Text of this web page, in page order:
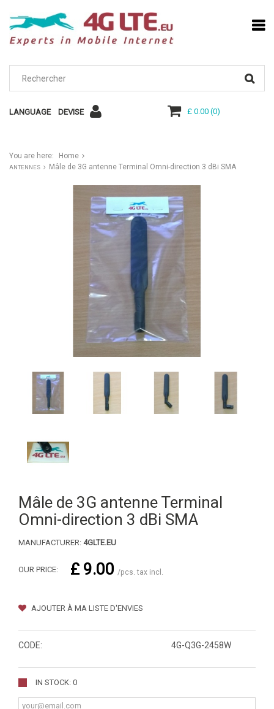
LANGUAGE DEVISE £ 0.00(0)
You are here: Home
ANTENNES Mâle de 3G antenne Terminal Omni-direction 3 dBi SMA
Mâle de 3G antenne Terminal
Omni-direction 3 dBi SMA
MANUFACTURER: 4GLTE.EU
OUR PRICE: £ 9.00 /pcs. tax incl.
AJOUTER À MA LISTE D'ENVIES
CODE: 4G-Q3G-2458W
IN STOCK: 0